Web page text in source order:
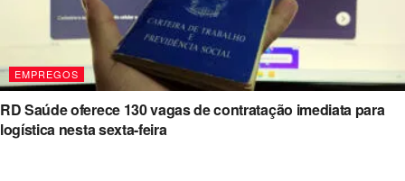
EMPREGOS
RD Saúde oferece 130 vagas de contratação imediata para
logística nesta sexta-feira